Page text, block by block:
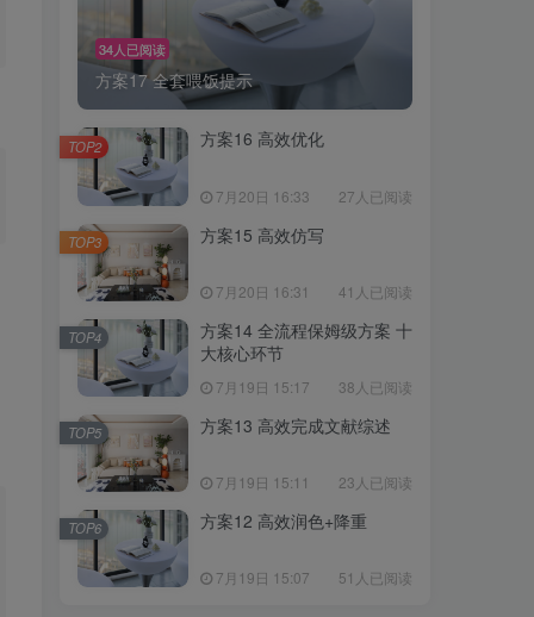
34人已阅读
方案17 全套喂饭提示
方案16 高效优化
7月20日 16:33 27人已阅读
TOP2
方案15 高效仿写
7月20日 16:31 41人已阅读
TOP3
方案14 全流程保姆级方案 十
大核心环节
7月19日 15:17 38人已阅读
TOP4
方案13 高效完成文献综述
7月19日 15:11 23人已阅读
TOP5
方案12 高效润色+降重
7月19日 15:07 51人已阅读
TOP6